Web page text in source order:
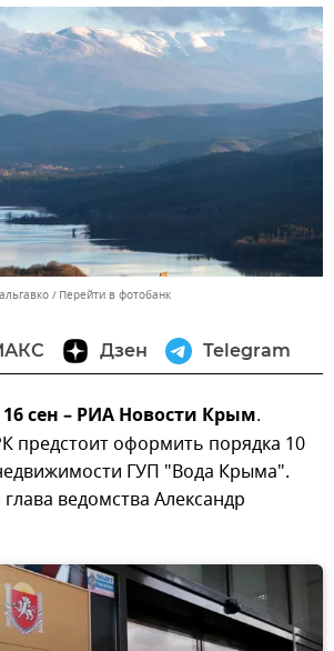
Перейти в фотобанк
Дзен Telegram
сен – РИА Новости Крым.
предстоит оформить порядка 10
ГУП "Вода Крыма".
ведомства Александр